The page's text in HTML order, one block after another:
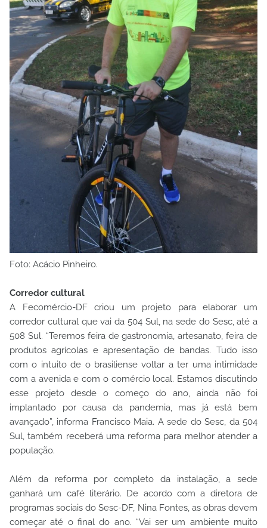
Foto: Acácio Pinheiro.
Corredor cultural
A Fecomércio-DF criou um projeto para elaborar um
corredor cultural que vai da 504 Sul, na sede do Sesc, até a
508 Sul. “Teremos feira de gastronomia, artesanato, feira de
produtos agrícolas e apresentação de bandas. Tudo isso
com o intuito de o brasiliense voltar a ter uma intimidade
com a avenida e com o comércio local. Estamos discutindo
esse projeto desde o começo do ano, ainda não foi
implantado por causa da pandemia, mas já está bem
avançado”, informa Francisco Maia. A sede do Sesc, da 504
Sul, também receberá uma reforma para melhor atender a
população.
Além da reforma por completo da instalação, a sede
ganhará um café literário. De acordo com a diretora de
programas sociais do Sesc-DF, Nina Fontes, as obras devem
começar até o final do ano. “Vai ser um ambiente muito